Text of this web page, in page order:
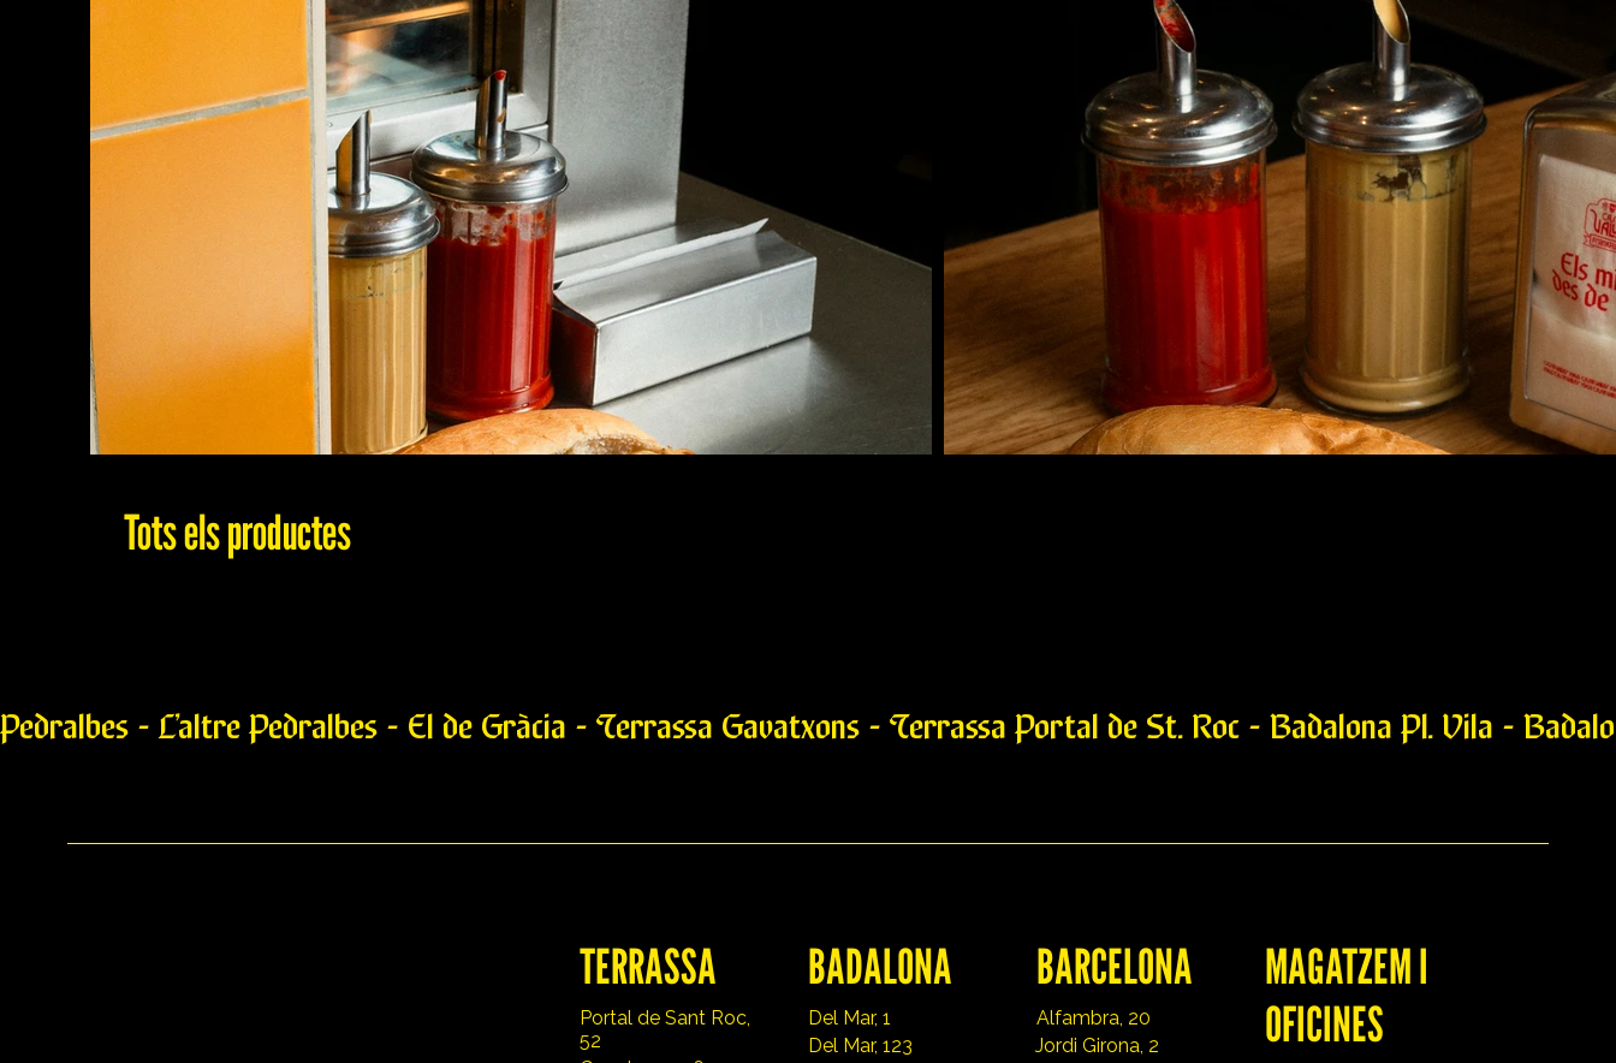
Tots els productes
Pedralbes - L’altre Pedralbes - El de Gràcia - Terrassa Gavatxons - Terrassa Portal de St. Roc - Badalona Pl. Vila -
TERRASSA
Portal de Sant Roc,
52
BADALONA
Del Mar, 1
Del Mar, 123
BARCELONA
Alfambra, 20
Jordi Girona, 2
MAGATZEM I
OFICINES